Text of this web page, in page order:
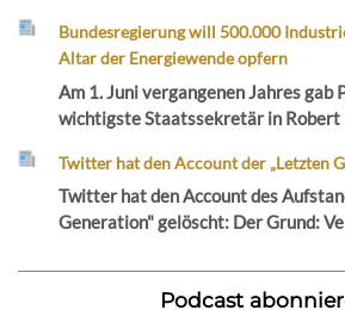
Bundesregierung will 500.000
Altar der Energiewende opfern
Am 1. Juni vergangenen Jahres gab
wichtigste Staatssekretär in Robert
Twitter hat den Account der „Letzten
Twitter hat den Account des
Generation" gelöscht: Der Grund:
Podcast